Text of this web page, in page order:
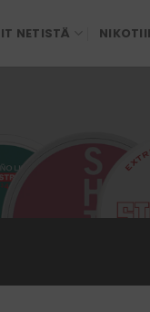
NETISTÄ